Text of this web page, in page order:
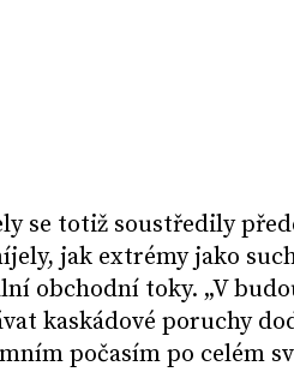
se totiž soustředily
jak extrémy jako
obchodní toky. „V
kaskádové poruchy
počasím po celém